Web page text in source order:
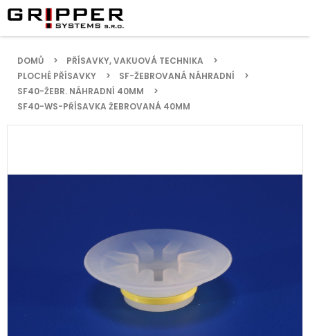
DOMŮ
PŘÍSAVKY, VAKUOVÁ TECHNIKA
PLOCHÉ PŘÍSAVKY
SF-ŽEBROVANÁ NÁHRADNÍ
SF40-ŽEBR. NÁHRADNÍ 40MM
SF40-WS-PŘÍSAVKA ŽEBROVANÁ 40MM